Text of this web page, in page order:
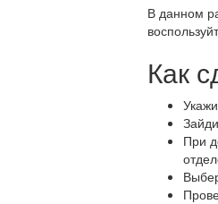
В данном
Как
При